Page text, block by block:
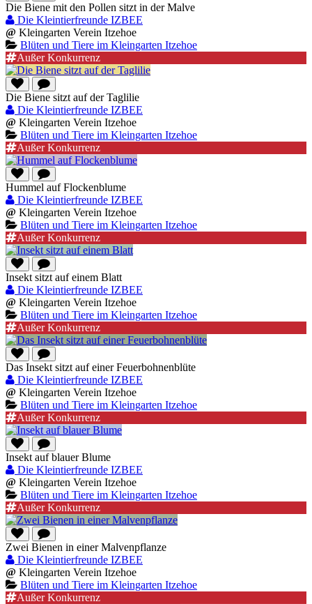
Die Biene mit den Pollen sitzt in der Malve
Die Kleintierfreunde IZBEE
@ Kleingarten Verein Itzehoe
Blüten und Tiere im Kleingarten Itzehoe
Außer Konkurrenz
Die Biene sitzt auf der Taglilie
Die Kleintierfreunde IZBEE
@ Kleingarten Verein Itzehoe
Blüten und Tiere im Kleingarten Itzehoe
Außer Konkurrenz
Hummel auf Flockenblume
Die Kleintierfreunde IZBEE
@ Kleingarten Verein Itzehoe
Blüten und Tiere im Kleingarten Itzehoe
Außer Konkurrenz
Insekt sitzt auf einem Blatt
Die Kleintierfreunde IZBEE
@ Kleingarten Verein Itzehoe
Blüten und Tiere im Kleingarten Itzehoe
Außer Konkurrenz
Das Insekt sitzt auf einer Feuerbohnenblüte
Die Kleintierfreunde IZBEE
@ Kleingarten Verein Itzehoe
Blüten und Tiere im Kleingarten Itzehoe
Außer Konkurrenz
Insekt auf blauer Blume
Die Kleintierfreunde IZBEE
@ Kleingarten Verein Itzehoe
Blüten und Tiere im Kleingarten Itzehoe
Außer Konkurrenz
Zwei Bienen in einer Malvenpflanze
Die Kleintierfreunde IZBEE
@ Kleingarten Verein Itzehoe
Blüten und Tiere im Kleingarten Itzehoe
Außer Konkurrenz